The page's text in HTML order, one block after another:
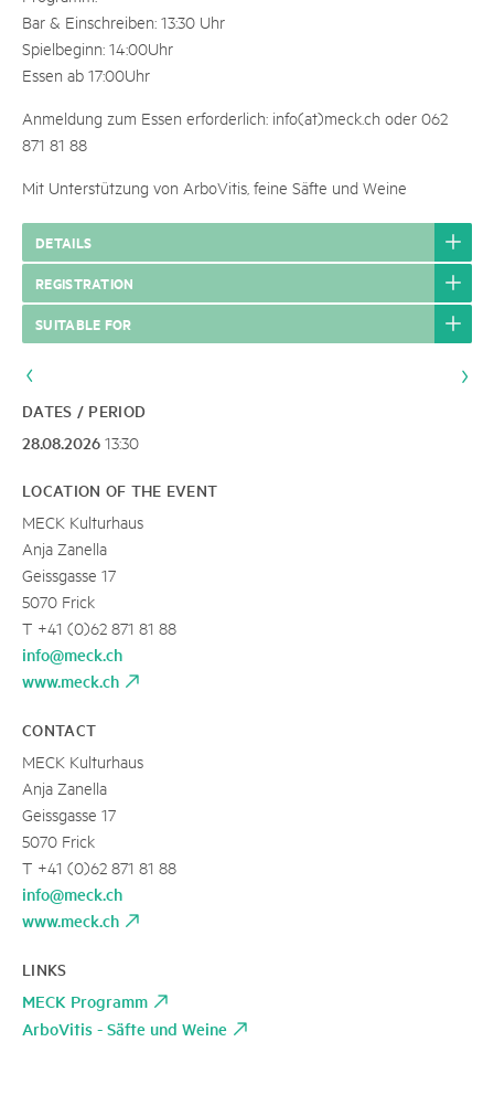
Bar & Einschreiben: 13:30 Uhr
Spielbeginn: 14:00Uhr
Essen ab 17:00Uhr
Anmeldung zum Essen erforderlich: info(at)meck.ch oder 062
871 81 88
Mit Unterstützung von ArboVitis, feine Säfte und Weine
DETAILS
REGISTRATION
SUITABLE FOR
DATES / PERIOD
28.08.2026 13:30
LOCATION OF THE EVENT
MECK Kulturhaus
Anja Zanella
Geissgasse 17
5070 Frick
T +41 (0)62 871 81 88
info@meck.ch
www.meck.ch
CONTACT
MECK Kulturhaus
Anja Zanella
Geissgasse 17
5070 Frick
T +41 (0)62 871 81 88
info@meck.ch
www.meck.ch
LINKS
MECK Programm
ArboVitis - Säfte und Weine